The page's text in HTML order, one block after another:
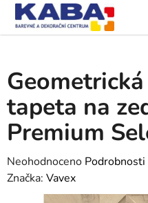
Přejít
obsah
tapeta na
Premium
Průměrné
hodnocení
produktu
Neohodnoceno
Značka: Vavex